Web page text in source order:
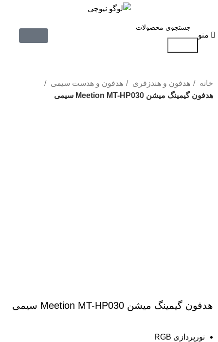
منو
خانه هدفون و هندزفری
هدفون و هدست سیمی
هدفون گیمینگ میشن Meetion MT-HP030 سیمی
هدفون گیمینگ میشن Meetion MT-HP030 سیمی
نورپردازی RGB